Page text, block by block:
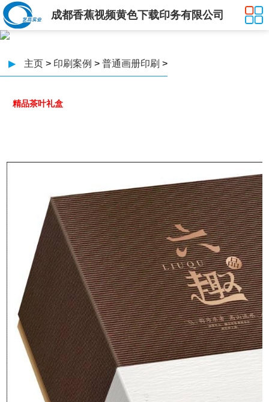
成都香蕉视频黄色下载印务有限公司
▶ 主页 > 印刷案例 > 普通画册印刷 >
精品茶叶礼盒